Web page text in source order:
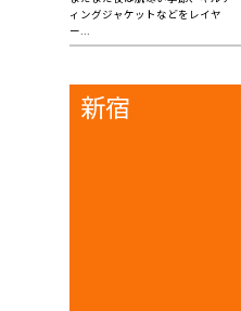
ィングジャケットなどをレイヤ
ー...
新宿